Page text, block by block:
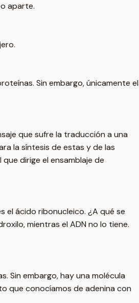
aparte.
Sin embargo, únicamente el
que sufre la traducción a una
la síntesis de estas y de las
dirige el ensamblaje de
el ácido ribonucleico. ¿A qué se
mientras el ADN no lo tiene.
Sin embargo, hay una molécula
que conocíamos de adenina con